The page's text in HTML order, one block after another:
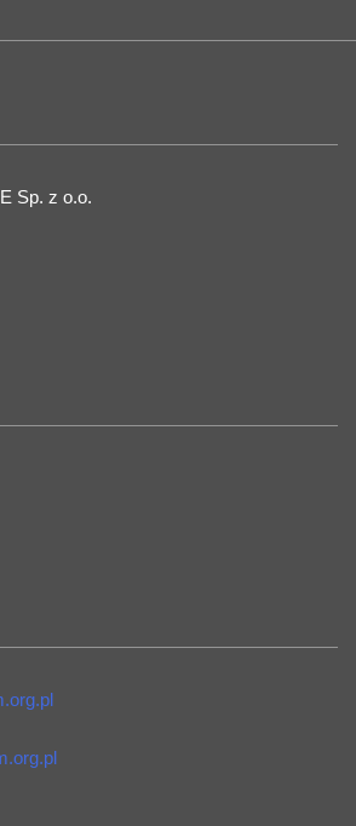
Sp. z o.o.